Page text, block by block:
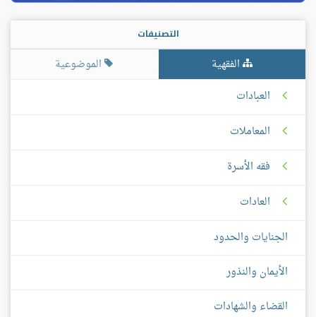
التصنيفات
الفقهية
الموضوعية
العبادات
المعاملات
فقه الأسرة
العادات
الجنايات والحدود
الأيمان والنذور
القضاء والشهادات